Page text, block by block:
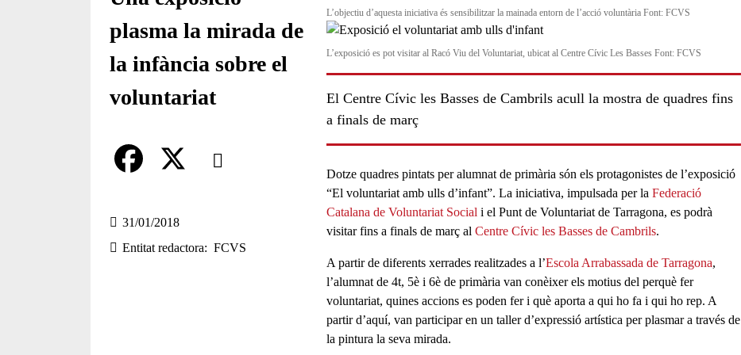
plasma la mirada de
la infància sobre el
voluntariat
Comparteix
a
c
Compartir en altres xarxes socials
31/01/2018
Entitat redactora
FCVS
L’objectiu d’aquesta iniciativa és sensibilitzar la mainada entorn de l’acció voluntària Font: FCVS
L’exposició es pot visitar al Racó Viu del Voluntariat, ubicat al Centre Cívic Les Basses Font: FCVS
El Centre Cívic les Basses de Cambrils acull la mostra de quadres fins
a finals de març
Dotze quadres pintats per alumnat de primària són els protagonistes de l’exposició
“El voluntariat amb ulls d’infant”. La iniciativa, impulsada per la Federació
Catalana de Voluntariat Social i el Punt de Voluntariat de Tarragona, es podrà
visitar fins a finals de març al Centre Cívic les Basses de Cambrils.
A partir de diferents xerrades realitzades a l’Escola Arrabassada de Tarragona,
l’alumnat de 4t, 5è i 6è de primària van conèixer els motius del perquè fer
voluntariat, quines accions es poden fer i què aporta a qui ho fa i qui ho rep. A
partir d’aquí, van participar en un taller d’expressió artística per plasmar a través de
la pintura la seva mirada.